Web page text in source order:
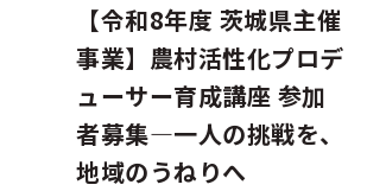
【令和8年度 茨城県主催
事業】農村活性化プロデ
ューサー育成講座 参加
者募集―一人の挑戦を、
地域のうねりへ